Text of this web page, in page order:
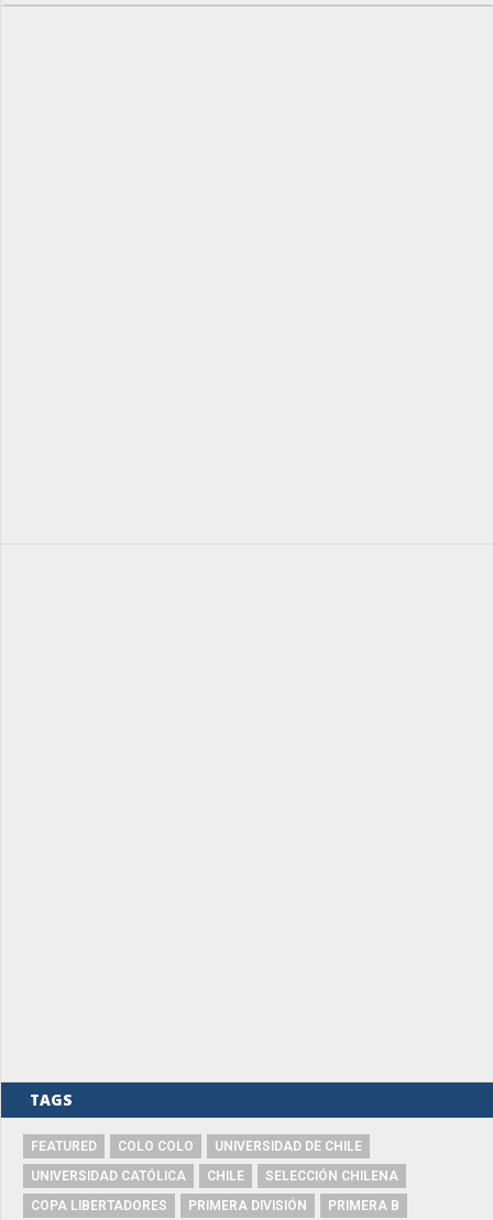
TAGS
FEATURED COLO COLO
UNIVERSIDAD DE CHILE
UNIVERSIDAD CATÓLICA
CHILE
SELECCIÓN CHILENA
COPA LIBERTADORES
PRIMERA DIVISIÓN
PRIMERA B